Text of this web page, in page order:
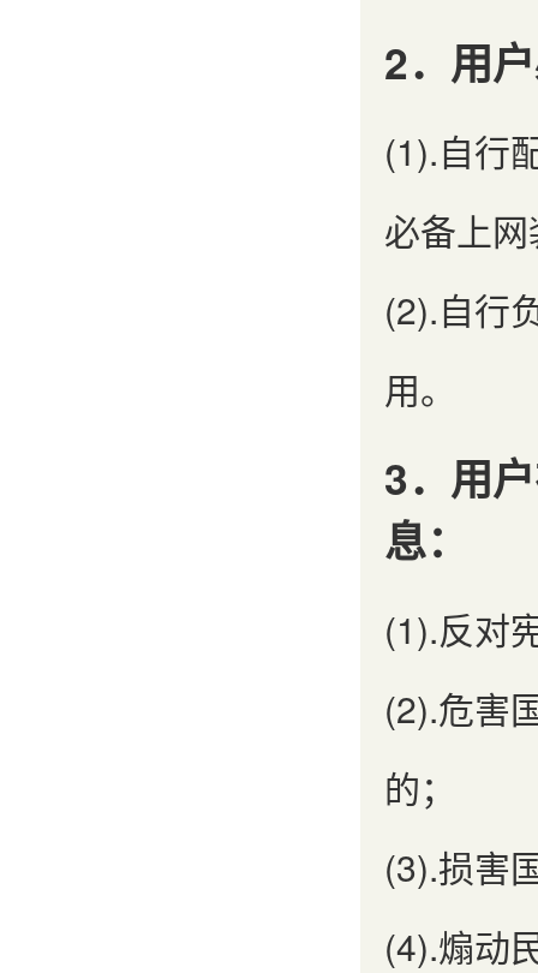
2．用
(1).自行
必备上
(2).自行
用。
3．用
息：
(1).反对
(2).危害
的；
(3).损害
(4).煽动